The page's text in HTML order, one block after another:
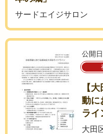
サードエイジサロン
公開
【
動に
ライ
大田